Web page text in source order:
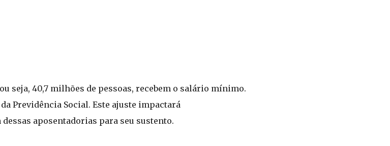
seja, 40,7 milhões de pessoas, recebem o salário mínimo.
Previdência Social. Este ajuste impactará
aposentadorias para seu sustento.